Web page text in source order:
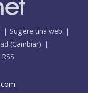
Sugiere una web
(Cambiar)
RSS